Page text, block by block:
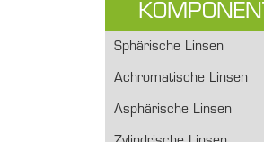
Sphärische Linsen
Achromatische Linsen
Asphärische Linsen